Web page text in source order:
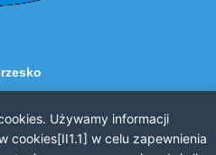
Z URZĘDEM
Używamy informacji
cookies[II1.1] w celu zapewnienia